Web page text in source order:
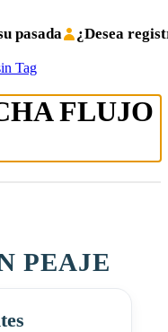
pasada ¿Desea
Tag
FLUJO
PEAJE